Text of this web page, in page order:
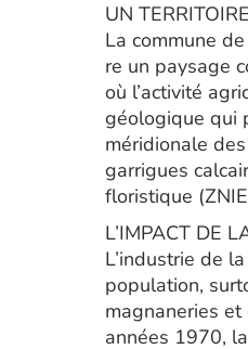
UN
La commune
re un paysage
où l’activité
géologique qui
méridionale
garrigues
floristique
L’IMPACT DE
L’industrie de
population,
magnaneries
années 1970,